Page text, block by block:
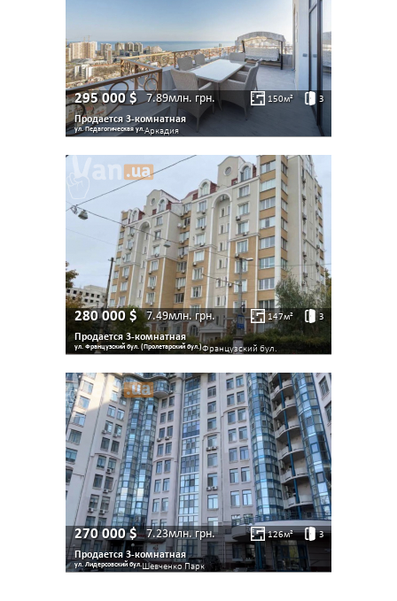
295 000$ 7.89млн. грн. 150м² 3
Продается 3-комнатная
ул. Педагогическая ул.Аркадия
280 000 $ 7.49млн.грн. 147м² 3
Продается 3-комнатная
ул. Французский бул. (Пролетарский бул.)Французский бул.
270 000$ 7.23млн.грн. 126м² 3
Продается 3-комнатная
ул. Лидерсовский бул.Шевченко Парк